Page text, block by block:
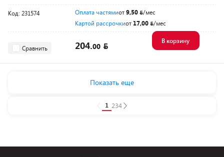
Код: 231574 Оплата частямиот9,50
/мес
Картой рассрочкиот 17,00 /мес
Сравнить 204.00
В корзину
Показать еще
1 234